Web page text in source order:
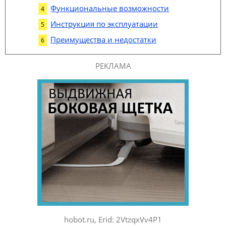
Функциональные возможности
Инструкция по эксплуатации
Преимущества и недостатки
РЕКЛАМА
hobot.ru, Erid: 2VtzqxVv4P1